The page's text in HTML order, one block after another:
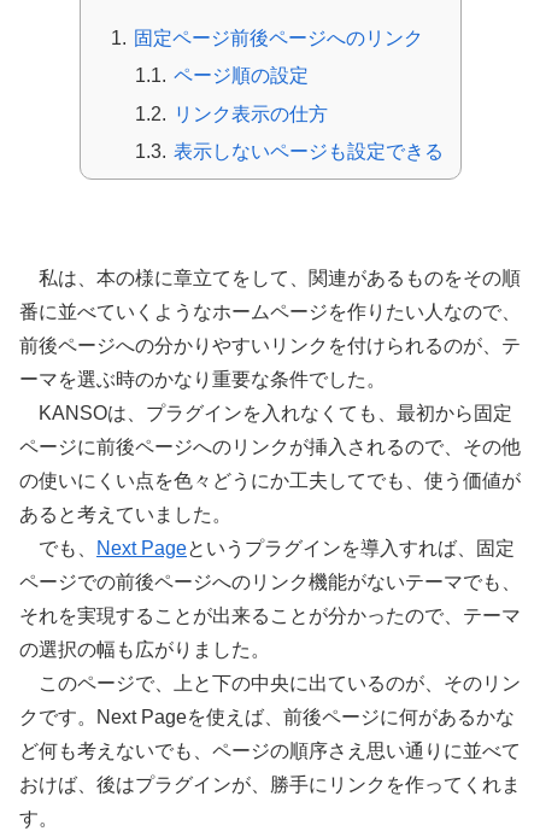
固定ページ前後ページへのリンク
ページ順の設定
リンク表示の仕方
表示しないページも設定できる
私は、本の様に章立てをして、関連があるものをその順
番に並べていくようなホームページを作りたい人なので、
前後ページへの分かりやすいリンクを付けられるのが、テ
ーマを選ぶ時のかなり重要な条件でした。
KANSOは、プラグインを入れなくても、最初から固定
ページに前後ページへのリンクが挿入されるので、その他
の使いにくい点を色々どうにか工夫してでも、使う価値が
あると考えていました。
でも、
Next Pageというプラグインを導入すれば、固定
ページでの前後ページへのリンク機能がないテーマでも、
それを実現することが出来ることが分かったので、テーマ
の選択の幅も広がりました。
このページで、上と下の中央に出ているのが、そのリン
クです。Next Pageを使えば、前後ページに何があるかな
ど何も考えないでも、ページの順序さえ思い通りに並べて
おけば、後はプラグインが、勝手にリンクを作ってくれま
す。